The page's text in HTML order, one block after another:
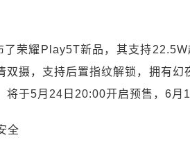
了荣耀Play5T新品，其支持
双摄，支持后置指纹解锁，拥有
将于5月24日20:00开启预售，6月1
全